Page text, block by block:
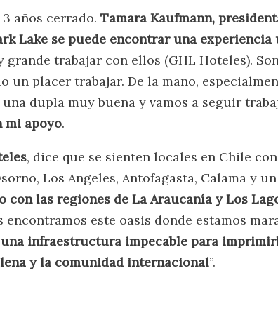
años cerrado. Tamara Kaufmann,
Lake se puede encontrar una
grande trabajar con ellos (GHL Hoteles).
un placer trabajar. De la mano,
dupla muy buena y vamos a seguir
mi apoyo.
, dice que se sienten locales en Chile
Los Angeles, Antofagasta, Calama y
con las regiones de La Araucanía y Los
este oasis donde estamos
infraestructura impecable para
y la comunidad internacional”.